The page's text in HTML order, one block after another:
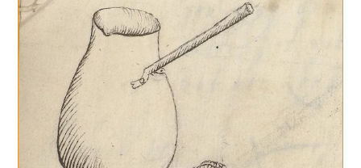
Continuar LeyendoLos
Viajes
De
Anne
Fanshawe
Por
Andalucía